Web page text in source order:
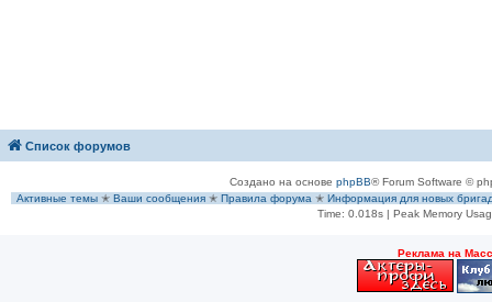
Список форумов
Создано на основе phpBB® Forum Software ©
Активные темы ✭ Ваши сообщения ✭ Правила форума ✭ Информация для новых
Time: 0.018s| Peak Memory
Рeклама на